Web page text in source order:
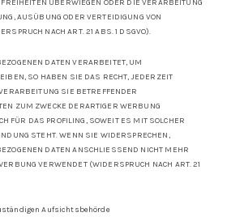
ÜBERWIEGEN ODER DIE VERARBEITUNG
AUSÜBUNG ODER VERTEIDIGUNG VON
NACH ART. 21 ABS. 1 DSGVO).
DATEN VERARBEITET, UM
SO HABEN SIE DAS RECHT, JEDERZEIT
SIE BETREFFENDER
ZUM ZWECKE DERARTIGER WERBUNG
FÜR DAS PROFILING, SOWEIT ES MIT SOLCHER
STEHT. WENN SIE WIDERSPRECHEN,
DATEN ANSCHLIESSEND NICHT MEHR
VERWENDET (WIDERSPRUCH NACH ART. 21
Aufsichtsbehörde